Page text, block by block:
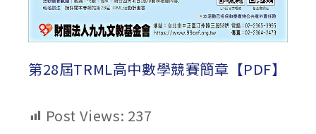
第28屆TRML高中數學競賽簡章【PDF】
Post Views: 237